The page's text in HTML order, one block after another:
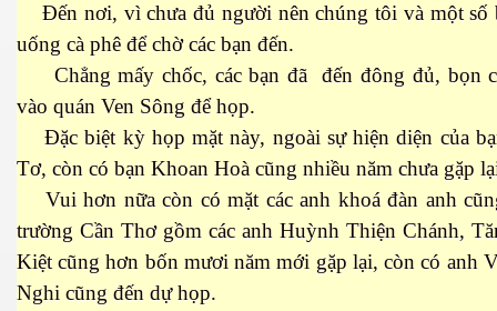
Đến nơi, vì chưa đủ người nên chúng tôi và một số
uống cà phê để chờ các bạn đến.
Chẳng mấy chốc, các bạn đã đến đông đủ, bọn
vào quán Ven Sông để họp.
Đặc biệt kỳ họp mặt này, ngoài sự hiện diện của
Tơ, còn có bạn Khoan Hoà cũng nhiều năm chưa gặp
Vui hơn nữa còn có mặt các anh khoá đàn anh
trường Cần Thơ gồm các anh Huỳnh Thiện Chánh,
Kiệt cũng hơn bốn mươi năm mới gặp lại, còn có anh
Nghi cũng đến dự họp.